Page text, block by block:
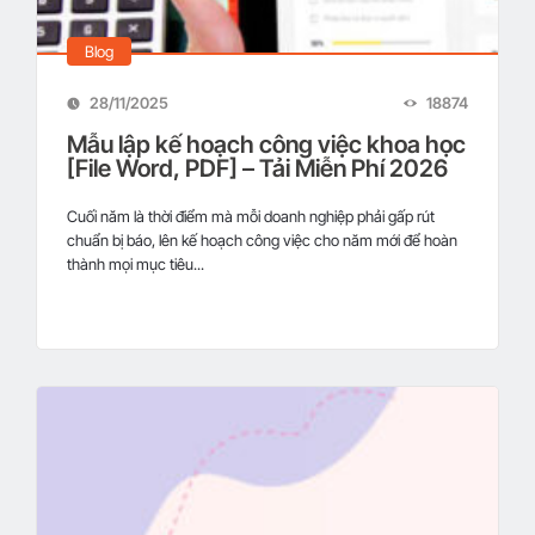
nghiệp cần lưu ý gì?
nghiệp bứt phá
5 Bước xây dựng kế hoạch dòng tiền bền vững
Top các hình thức huy động vốn thông minh,
Blog
28/11/2025 18874
Mẫu lập kế hoạch công việc khoa học
[File Word, PDF] – Tải Miễn Phí 2026
Cuối năm là thời điểm mà mỗi doanh nghiệp phải gấp rút
chuẩn bị báo, lên kế hoạch công việc cho năm mới để hoàn
thành mọi mục tiêu...